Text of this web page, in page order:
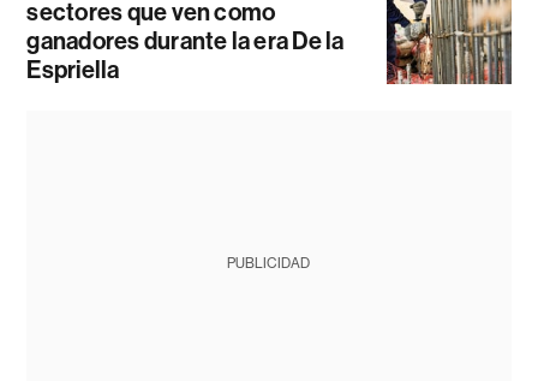
sectores que ven como
ganadores durante la era De la
Espriella
PUBLICIDAD